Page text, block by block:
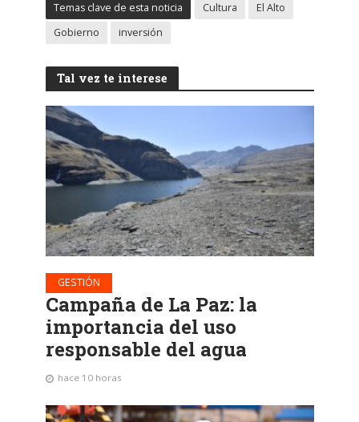
Temas clave de esta noticia Cultura
El Alto
Gobierno
inversión
Tal vez te interese
GESTIÓN
Campaña de La Paz: la
importancia del uso
responsable del agua
hace 10 horas